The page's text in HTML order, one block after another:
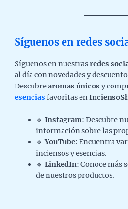
Síguenos en redes
Síguenos en nuestrasredes
al día con novedades y
Descubrearomas únicos y
esencias favoritas en
🔹 Instagram: Descubre
información sobre las
🔹YouTube: Encuentra
inciensos y esencias.
🔹 LinkedIn: Conoce más
de nuestros productos.